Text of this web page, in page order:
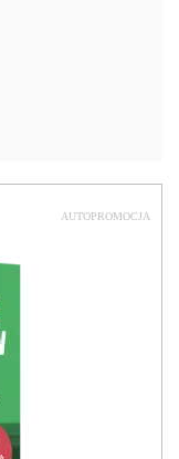
AUTOPROMOCJA